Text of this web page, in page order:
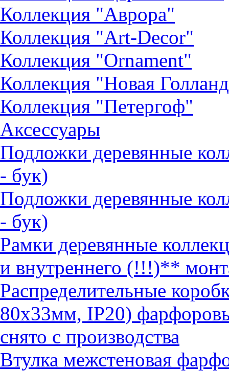
Коллекция "Аврора"
Коллекция "Art-Decor"
Коллекция "Ornament"
Коллекция "Новая
Коллекция "Петергоф"
Аксессуары
Подложки деревянные
- бук)
Подложки деревянные
- бук)
Рамки деревянные
и внутреннего (!!!)**
Распределительные
80х33мм, IP20)
снято с производства
Втулка межстеновая